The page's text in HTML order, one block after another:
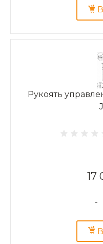
Рукоять
17
-